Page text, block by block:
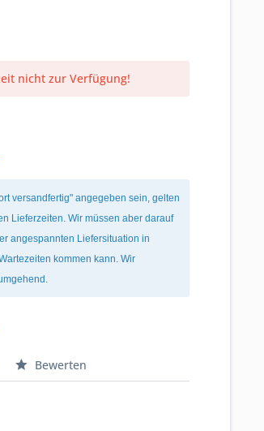
nicht zur Verfügung!
versandfertig" angegeben sein, gelten
Lieferzeiten. Wir müssen aber darauf
angespannten Liefersituation in
kommen kann. Wir
Bewerten